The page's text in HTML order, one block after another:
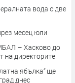
вода с две
месец юли
– Хасково до
на директорите
ябълка” ще
днес